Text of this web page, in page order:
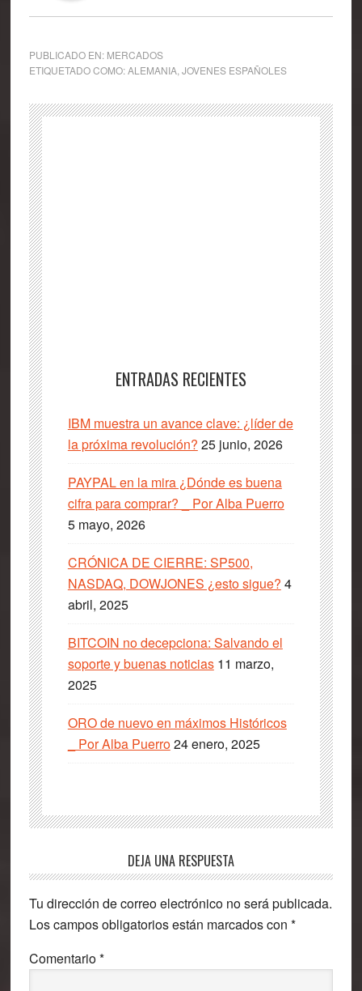
PUBLICADO EN: MERCADOS
ETIQUETADO COMO:ALEMANIA, JOVENES ESPAÑOLES
ENTRADAS RECIENTES
IBM muestra un avance clave: ¿líder de
la próxima revolución? 25 junio, 2026
PAYPAL en la mira ¿Dónde es buena
cifra para comprar? _ Por Alba Puerro
5 mayo, 2026
CRÓNICA DE CIERRE: SP500,
NASDAQ, DOWJONES ¿esto sigue? 4
abril, 2025
BITCOIN no decepciona: Salvando el
soporte y buenas noticias 11 marzo,
2025
ORO de nuevo en máximos Históricos
_ Por Alba Puerro24 enero, 2025
Interacciones
con
los
lectores
DEJA UNA RESPUESTA
Tu dirección de correo electrónico no será publicada.
Los campos obligatorios están marcados con *
Comentario*